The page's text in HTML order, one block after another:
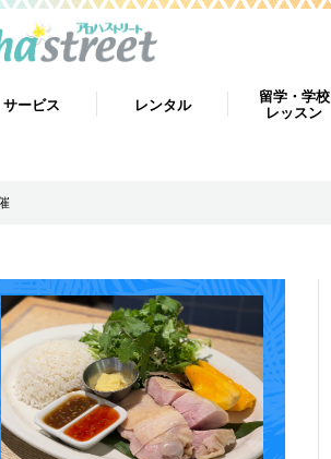
サービス レンタル
留学・学校
レッスン